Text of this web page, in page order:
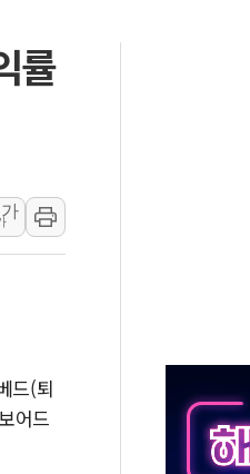
협 재개방 합의 막바지.."美와 직접
길·정청래·김민석 후보 - 8월 7일
호르무즈 통항 제한 추진…美 "통행
성과급 반대…상법·자본시장법
선물 AI주 차익실현 속 혼조세...
률
가
드(퇴
어드